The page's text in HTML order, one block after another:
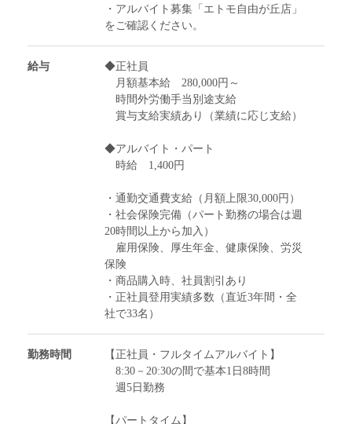
・アルバイト募集「エトモ自由が丘店」
をご確認ください。
給与
◆正社員
月額基本給 280,000円～
時間外労働手当別途支給
賞与支給実績あり（業績に応じ支給）
◆アルバイト・パート
時給 1,400円
・通勤交通費支給（月額上限30,000円）
・社会保険完備（パート勤務の場合は週
20時間以上から加入）
雇用保険、厚生年金、健康保険、労災
保険
・商品購入時、社員割引あり
・正社員登用実績多数（直近3年間・全
社で33名）
勤務時間
【正社員・フルタイムアルバイト】
8:30－20:30の間で基本1日8時間
週5日勤務
【パートタイム】